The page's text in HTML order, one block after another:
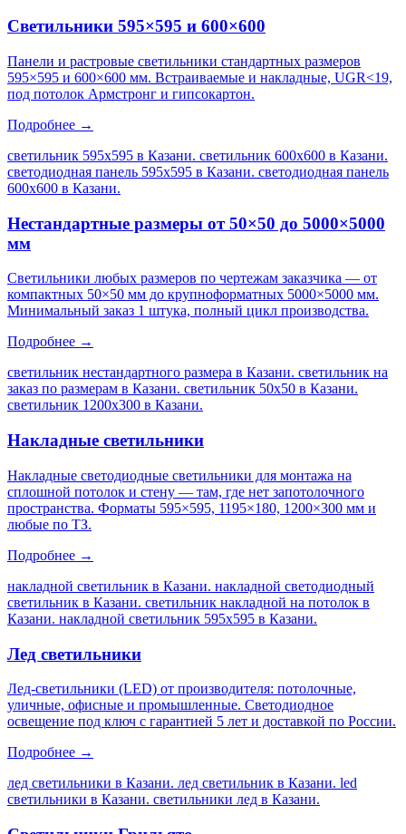
Светильники 595×595 и 600×600
Панели и растровые светильники стандартных размеров
595×595 и 600×600 мм. Встраиваемые и накладные, UGR<19,
под потолок Армстронг и гипсокартон.
Подробнее →
светильник 595х595 в Казани. светильник 600х600 в Казани.
светодиодная панель 595х595 в Казани. светодиодная панель
600х600 в Казани.
Нестандартные размеры от 50×50 до 5000×5000
мм
Светильники любых размеров по чертежам заказчика — от
компактных 50×50 мм до крупноформатных 5000×5000 мм.
Минимальный заказ 1 штука, полный цикл производства.
Подробнее →
светильник нестандартного размера в Казани. светильник на
заказ по размерам в Казани. светильник 50х50 в Казани.
светильник 1200х300 в Казани.
Накладные светильники
Накладные светодиодные светильники для монтажа на
сплошной потолок и стену — там, где нет запотолочного
пространства. Форматы 595×595, 1195×180, 1200×300 мм и
любые по ТЗ.
Подробнее →
накладной светильник в Казани. накладной светодиодный
светильник в Казани. светильник накладной на потолок в
Казани. накладной светильник 595х595 в Казани.
Лед светильники
Лед-светильники (LED) от производителя: потолочные,
уличные, офисные и промышленные. Светодиодное
освещение под ключ с гарантией 5 лет и доставкой по России.
Подробнее →
лед светильники в Казани. лед светильник в Казани. led
светильники в Казани. светильники лед в Казани.